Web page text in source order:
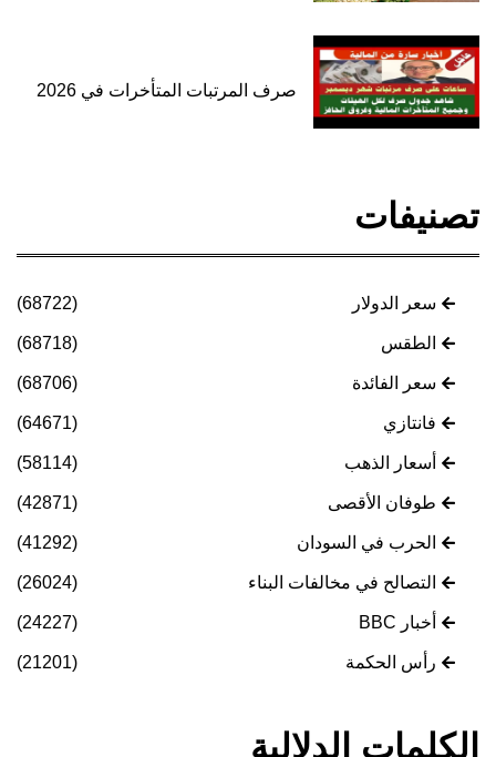
صرف المرتبات المتأخرات في 2026
تصنيفات
سعر الدولار (68722)
الطقس (68718)
سعر الفائدة (68706)
فانتازي (64671)
أسعار الذهب (58114)
طوفان الأقصى (42871)
الحرب في السودان (41292)
التصالح في مخالفات البناء (26024)
أخبار BBC (24227)
رأس الحكمة (21201)
الكلمات الدلالية